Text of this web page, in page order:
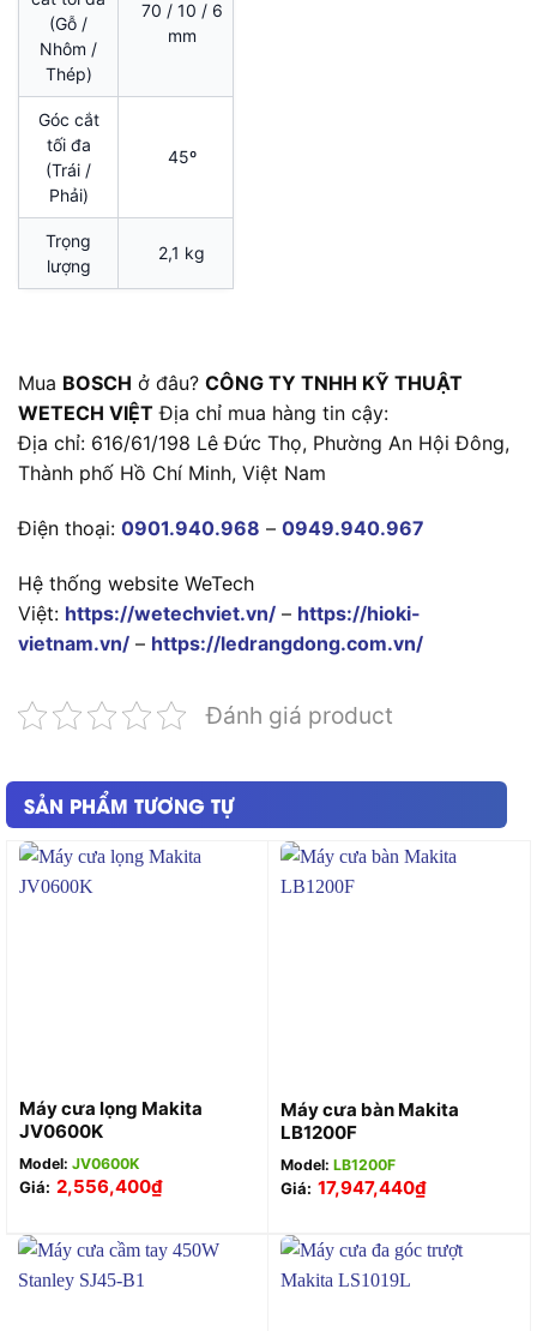
(Gỗ /
Nhôm /
Thép)
70 / 10 / 6
mm
Góc cắt
tối đa
(Trái /
Phải)
45º
Trọng
lượng
2,1 kg
Mua BOSCH ở đâu? CÔNG TY TNHH KỸ THUẬT
WETECH VIỆT Địa chỉ mua hàng tin cậy:
Địa chỉ: 616/61/198 Lê Đức Thọ, Phường An Hội Đông,
Thành phố Hồ Chí Minh, Việt Nam
Điện thoại: 0901.940.968 – 0949.940.967
Hệ thống website WeTech
Việt: https://wetechviet.vn/ – https://hioki-
vietnam.vn/ – https://ledrangdong.com.vn/
Đánh giá product
SẢN PHẨM TƯƠNG TỰ
Máy cưa lọng Makita
JV0600K
Model: JV0600K
Giá: 2,556,400₫
Máy cưa bàn Makita
LB1200F
Model: LB1200F
Giá: 17,947,440₫